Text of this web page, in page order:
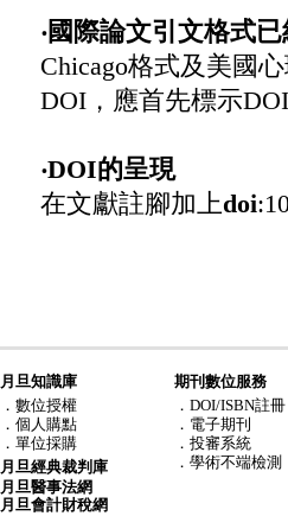
‧國際論文引文格式
Chicago格式及美國
DOI，應首先標示
‧DOI的呈現
在文獻註腳加上doi
月旦知識庫
． 數位授權
． 個人購點
． 單位採購
月旦經典裁判庫
月旦醫事法網
月旦會計財稅網
期刊數位服務
．DOI/ISBN註冊
．電子期刊
．投審系統
．學術不端檢測